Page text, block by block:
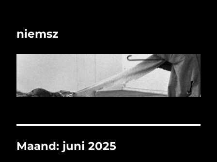
niemsz
Maand: juni 2025